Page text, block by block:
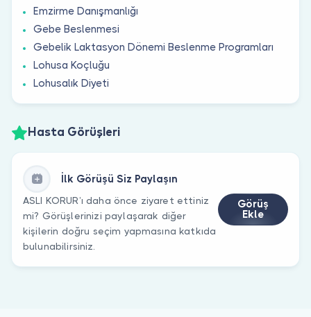
Emzirme Danışmanlığı
Gebe Beslenmesi
Gebelik Laktasyon Dönemi Beslenme Programları
Lohusa Koçluğu
Lohusalık Diyeti
Hasta Görüşleri
İlk Görüşü Siz Paylaşın
ASLI KORUR’ı daha önce ziyaret ettiniz
mi? Görüşlerinizi paylaşarak diğer
kişilerin doğru seçim yapmasına katkıda
bulunabilirsiniz.
Görüş
Ekle